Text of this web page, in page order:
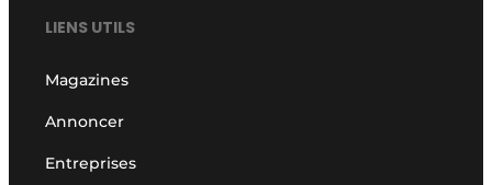
LIENS UTILS
Magazines
Annoncer
Entreprises